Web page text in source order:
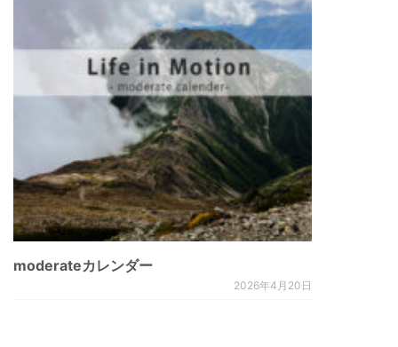
moderateカレンダー
2026年4月20日